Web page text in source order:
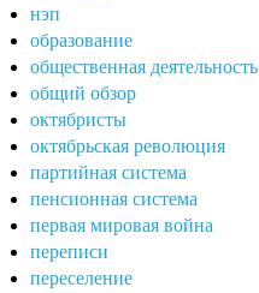
нэп
образование
общественная деятельность
общий обзор
октябристы
октябрьская революция
партийная система
пенсионная система
первая мировая война
переписи
переселение